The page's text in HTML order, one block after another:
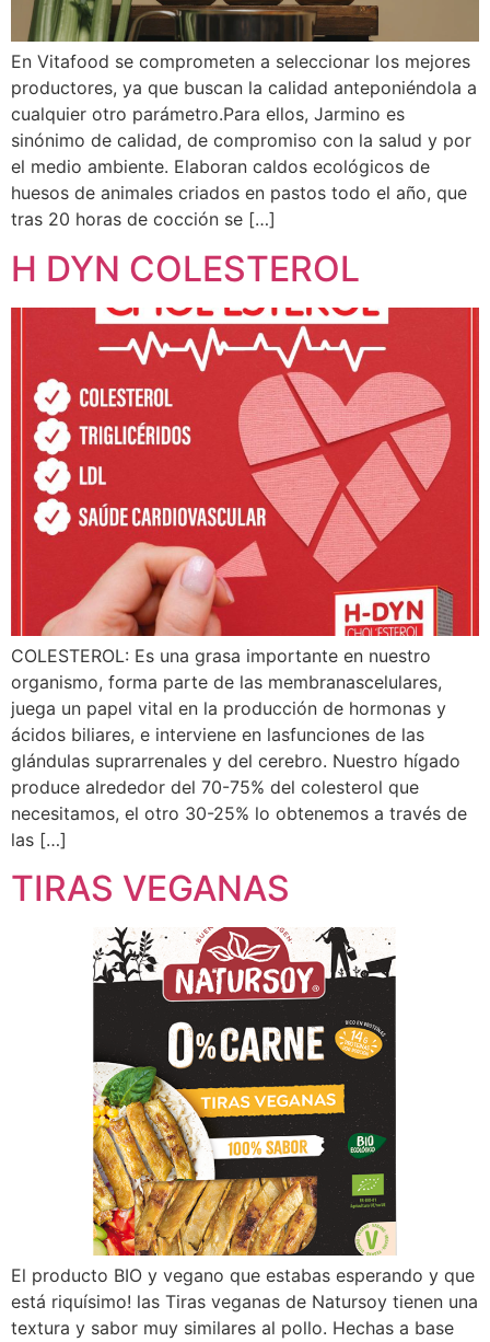
En Vitafood se comprometen a seleccionar los mejores
productores, ya que buscan la calidad anteponiéndola a
cualquier otro parámetro.Para ellos, Jarmino es
sinónimo de calidad, de compromiso con la salud y por
el medio ambiente. Elaboran caldos ecológicos de
huesos de animales criados en pastos todo el año, que
tras 20 horas de cocción se […]
H DYN COLESTEROL
COLESTEROL: Es una grasa importante en nuestro
organismo, forma parte de las membranascelulares,
juega un papel vital en la producción de hormonas y
ácidos biliares, e interviene en lasfunciones de las
glándulas suprarrenales y del cerebro. Nuestro hígado
produce alrededor del 70-75% del colesterol que
necesitamos, el otro 30-25% lo obtenemos a través de
las […]
TIRAS VEGANAS
El producto BIO y vegano que estabas esperando y que
está riquísimo! las Tiras veganas de Natursoy tienen una
textura y sabor muy similares al pollo. Hechas a base